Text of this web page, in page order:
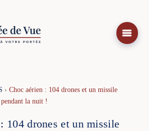
› Choc aérien : 104 drones et un missile
la nuit !
104 drones et un missile